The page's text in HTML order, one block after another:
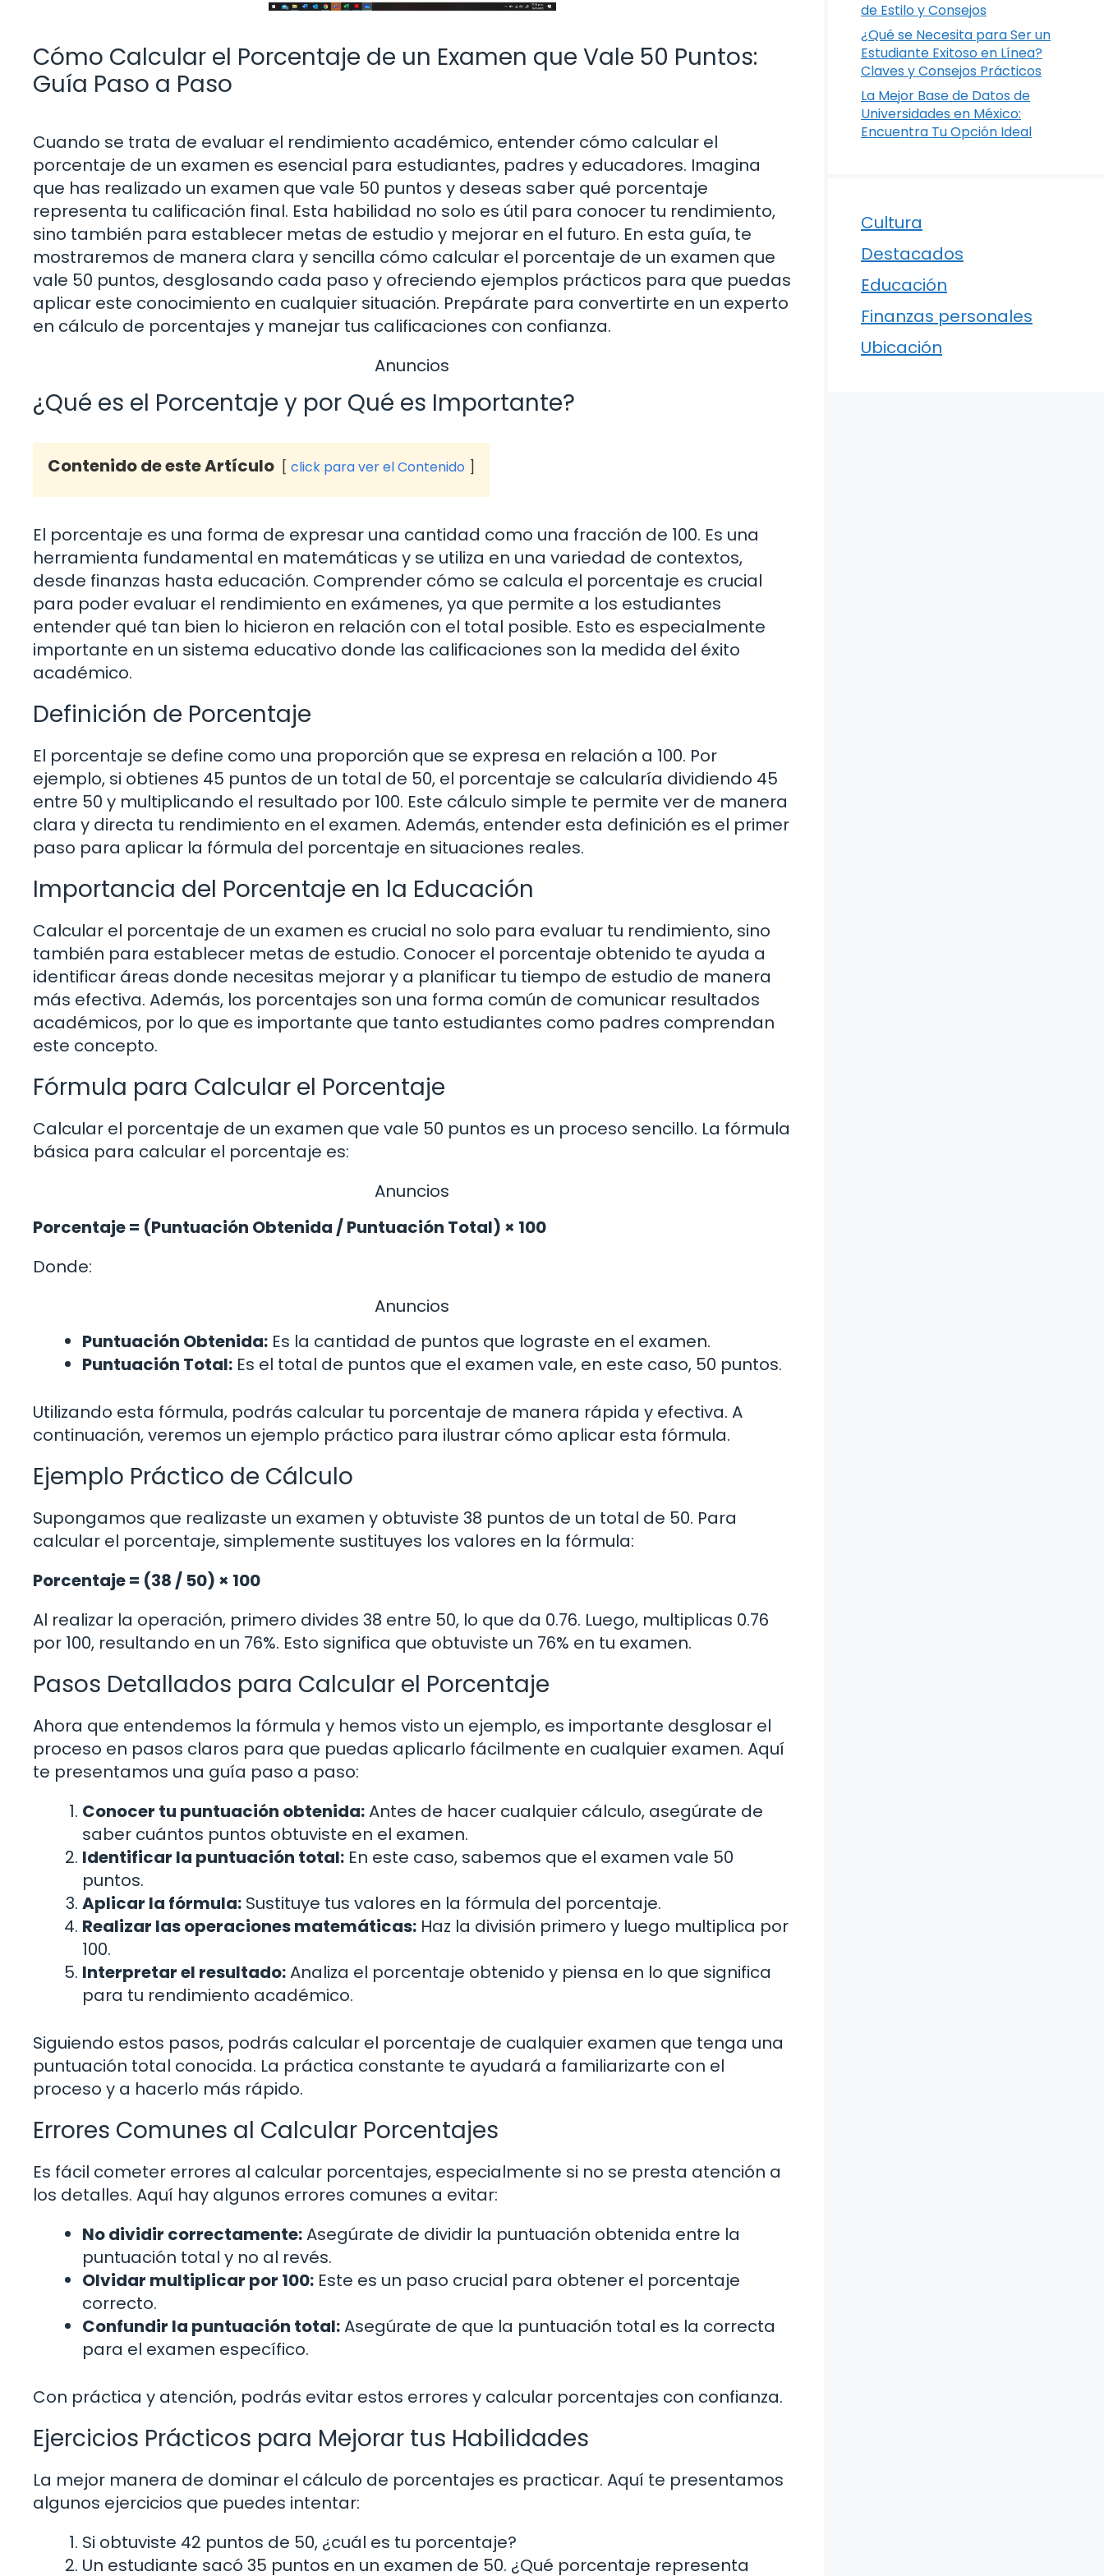
Cómo Calcular el Porcentaje de un Examen que Vale 50 Puntos:
Guía Paso a Paso
Cuando se trata de evaluar el rendimiento académico, entender cómo calcular el
porcentaje de un examen es esencial para estudiantes, padres y educadores. Imagina
que has realizado un examen que vale 50 puntos y deseas saber qué porcentaje
representa tu calificación final. Esta habilidad no solo es útil para conocer tu rendimiento,
sino también para establecer metas de estudio y mejorar en el futuro. En esta guía, te
mostraremos de manera clara y sencilla cómo calcular el porcentaje de un examen que
vale 50 puntos, desglosando cada paso y ofreciendo ejemplos prácticos para que puedas
aplicar este conocimiento en cualquier situación. Prepárate para convertirte en un experto
en cálculo de porcentajes y manejar tus calificaciones con confianza.
Anuncios
¿Qué es el Porcentaje y por Qué es Importante?
Contenido de este Artículo click para ver el Contenido
El porcentaje es una forma de expresar una cantidad como una fracción de 100. Es una
herramienta fundamental en matemáticas y se utiliza en una variedad de contextos,
desde finanzas hasta educación. Comprender cómo se calcula el porcentaje es crucial
para poder evaluar el rendimiento en exámenes, ya que permite a los estudiantes
entender qué tan bien lo hicieron en relación con el total posible. Esto es especialmente
importante en un sistema educativo donde las calificaciones son la medida del éxito
académico.
Definición de Porcentaje
El porcentaje se define como una proporción que se expresa en relación a 100. Por
ejemplo, si obtienes 45 puntos de un total de 50, el porcentaje se calcularía dividiendo 45
entre 50 y multiplicando el resultado por 100. Este cálculo simple te permite ver de manera
clara y directa tu rendimiento en el examen. Además, entender esta definición es el primer
paso para aplicar la fórmula del porcentaje en situaciones reales.
Importancia del Porcentaje en la Educación
Calcular el porcentaje de un examen es crucial no solo para evaluar tu rendimiento, sino
también para establecer metas de estudio. Conocer el porcentaje obtenido te ayuda a
identificar áreas donde necesitas mejorar y a planificar tu tiempo de estudio de manera
más efectiva. Además, los porcentajes son una forma común de comunicar resultados
académicos, por lo que es importante que tanto estudiantes como padres comprendan
este concepto.
Fórmula para Calcular el Porcentaje
Calcular el porcentaje de un examen que vale 50 puntos es un proceso sencillo. La fórmula
básica para calcular el porcentaje es:
Anuncios
Porcentaje = (Puntuación Obtenida / Puntuación Total) × 100
Donde:
Anuncios
Puntuación Obtenida: Es la cantidad de puntos que lograste en el examen.
Puntuación Total: Es el total de puntos que el examen vale, en este caso, 50 puntos.
Utilizando esta fórmula, podrás calcular tu porcentaje de manera rápida y efectiva. A
continuación, veremos un ejemplo práctico para ilustrar cómo aplicar esta fórmula.
Ejemplo Práctico de Cálculo
Supongamos que realizaste un examen y obtuviste 38 puntos de un total de 50. Para
calcular el porcentaje, simplemente sustituyes los valores en la fórmula:
Porcentaje = (38 / 50) × 100
Al realizar la operación, primero divides 38 entre 50, lo que da 0.76. Luego, multiplicas 0.76
por 100, resultando en un 76%. Esto significa que obtuviste un 76% en tu examen.
Pasos Detallados para Calcular el Porcentaje
Ahora que entendemos la fórmula y hemos visto un ejemplo, es importante desglosar el
proceso en pasos claros para que puedas aplicarlo fácilmente en cualquier examen. Aquí
te presentamos una guía paso a paso:
Conocer tu puntuación obtenida:Antes de hacer cualquier cálculo, asegúrate de
saber cuántos puntos obtuviste en el examen.
Identificar la puntuación total: En este caso, sabemos que el examen vale 50
puntos.
Aplicar la fórmula: Sustituye tus valores en la fórmula del porcentaje.
Realizar las operaciones matemáticas: Haz la división primero y luego multiplica por
100.
Interpretar el resultado:Analiza el porcentaje obtenido y piensa en lo que significa
para tu rendimiento académico.
Siguiendo estos pasos, podrás calcular el porcentaje de cualquier examen que tenga una
puntuación total conocida. La práctica constante te ayudará a familiarizarte con el
proceso y a hacerlo más rápido.
Errores Comunes al Calcular Porcentajes
Es fácil cometer errores al calcular porcentajes, especialmente si no se presta atención a
los detalles. Aquí hay algunos errores comunes a evitar:
No dividir correctamente:Asegúrate de dividir la puntuación obtenida entre la
puntuación total y no al revés.
Olvidar multiplicar por 100: Este es un paso crucial para obtener el porcentaje
correcto.
Confundir la puntuación total:Asegúrate de que la puntuación total es la correcta
para el examen específico.
Con práctica y atención, podrás evitar estos errores y calcular porcentajes con confianza.
Ejercicios Prácticos para Mejorar tus Habilidades
La mejor manera de dominar el cálculo de porcentajes es practicar. Aquí te presentamos
algunos ejercicios que puedes intentar:
Si obtuviste 42 puntos de 50, ¿cuál es tu porcentaje?
Un estudiante sacó 35 puntos en un examen de 50. ¿Qué porcentaje representa
de Estilo y Consejos
¿Qué se Necesita para Ser un
Estudiante Exitoso en Línea?
Claves y Consejos Prácticos
La Mejor Base de Datos de
Universidades en México:
Encuentra Tu Opción Ideal
Cultura
Destacados
Educación
Finanzas personales
Ubicación